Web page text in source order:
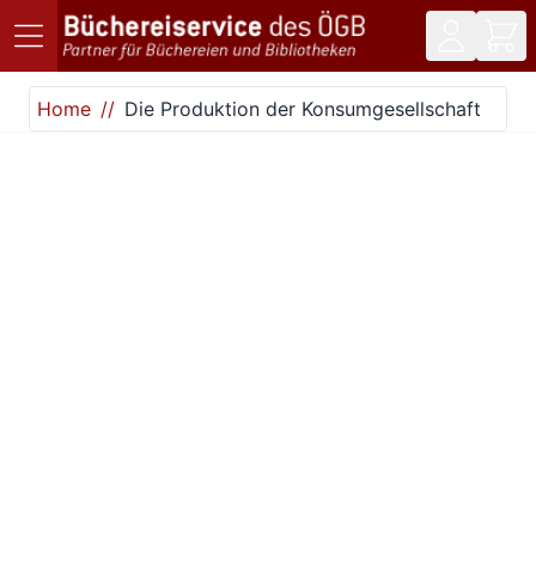
Direkt zum Inhalt
Home
Die Produktion der Konsumgesellschaft